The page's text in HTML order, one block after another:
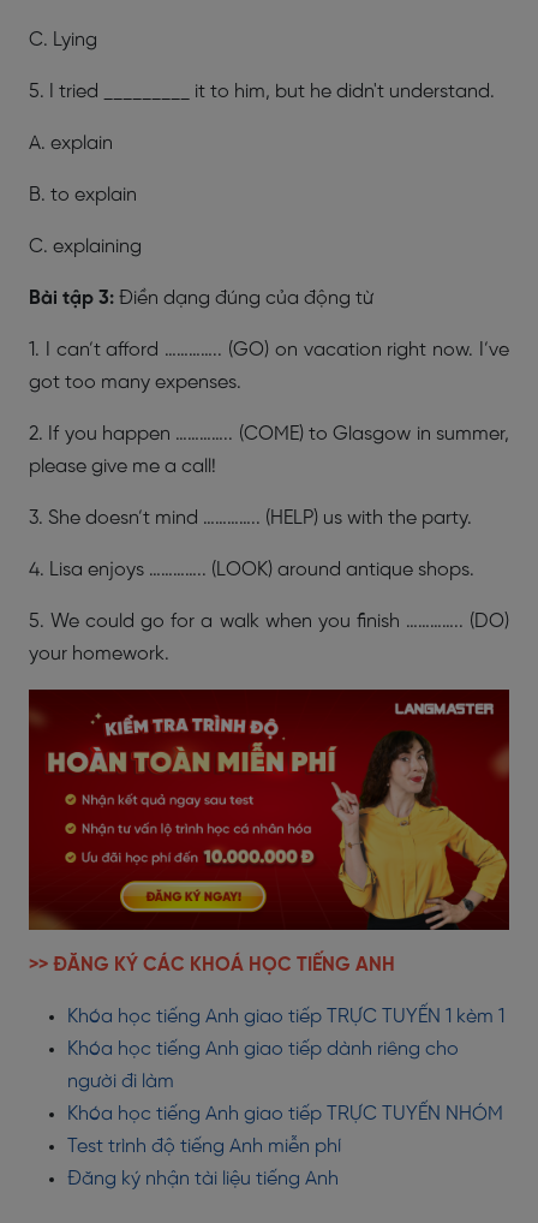
C. Lying
5. I tried _________ it to him, but he didn't understand.
A. explain
B. to explain
C. explaining
Bài tập 3: Điền dạng đúng của động từ
1. I can’t afford ………….. (GO) on vacation right now. I’ve
got too many expenses.
2. If you happen ………….. (COME) to Glasgow in summer,
please give me a call!
3. She doesn’t mind ………….. (HELP) us with the party.
4. Lisa enjoys ………….. (LOOK) around antique shops.
5. We could go for a walk when you finish ………….. (DO)
your homework.
>> ĐĂNG KÝ CÁC KHOÁ HỌC TIẾNG ANH
Khóa học tiếng Anh giao tiếp TRỰC TUYẾN 1 kèm 1
Khóa học tiếng Anh giao tiếp dành riêng cho
người đi làm
Khóa học tiếng Anh giao tiếp TRỰC TUYẾN NHÓM
Test trình độ tiếng Anh miễn phí
Đăng ký nhận tài liệu tiếng Anh